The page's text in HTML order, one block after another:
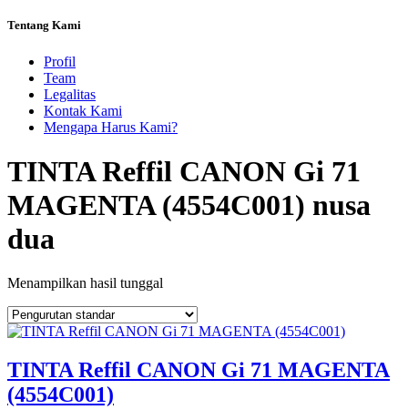
Tentang Kami
Profil
Team
Legalitas
Kontak Kami
Mengapa Harus Kami?
TINTA Reffil CANON Gi 71
MAGENTA (4554C001) nusa
dua
Menampilkan hasil tunggal
TINTA Reffil CANON Gi 71 MAGENTA
(4554C001)